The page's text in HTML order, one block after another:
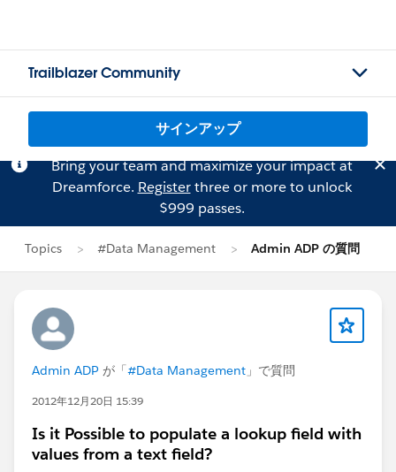
Trailblazer Community
サインアップ
Bring your team and maximize your impact at
Dreamforce. Registerthree or more to unlock
$999 passes.
Topics #Data Management Admin ADP の質問
Admin ADP が「#Data Management 」で質問
2012年12月20日 15:39
Is it Possible to populate a lookup field with
values from a text field?